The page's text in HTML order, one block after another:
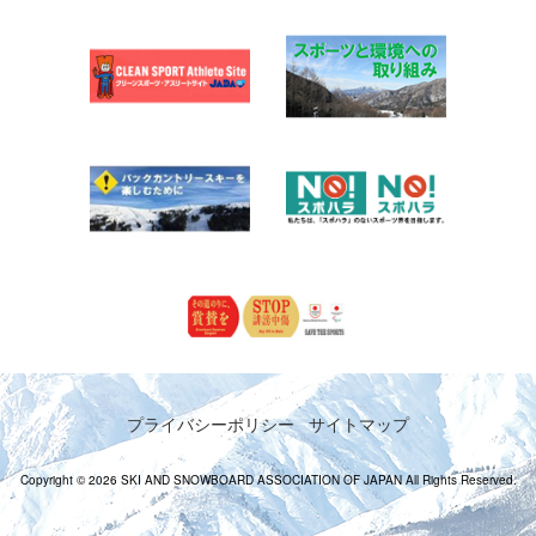
プライバシーポリシー サイトマップ
Copyright © 2026 SKI AND SNOWBOARD ASSOCIATION OF JAPAN All Rights Reserved.